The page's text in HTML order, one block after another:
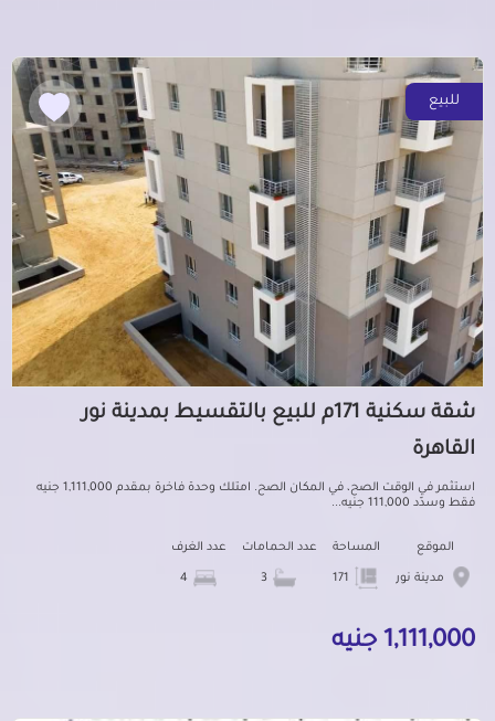
للبيع
شقة سكنية 171م للبيع بالتقسيط بمدينة نور
القاهرة
استثمر في الوقت الصح، في المكان الصح. امتلك وحدة فاخرة بمقدم 1,111,000 جنيه
فقط وسدّد 111,000 جنيه...
الموقع
مدينة نور
المساحة عدد الحمامات عدد الغرف
1,111,000 جنيه